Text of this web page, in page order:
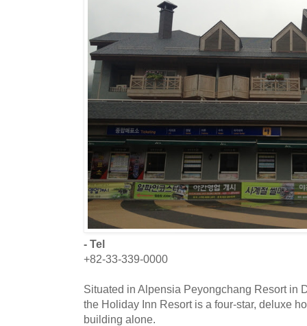
- Tel
+82-33-339-0000
Situated in Alpensia Peyongchang Resort in
the Holiday Inn Resort is a four-star, deluxe
building alone.